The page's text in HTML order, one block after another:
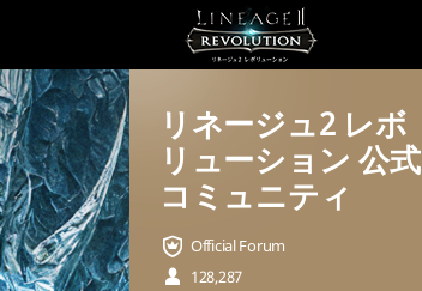
リネージュ2 レボ
リューション 公式
コミュニティ
Official Forum
128,287